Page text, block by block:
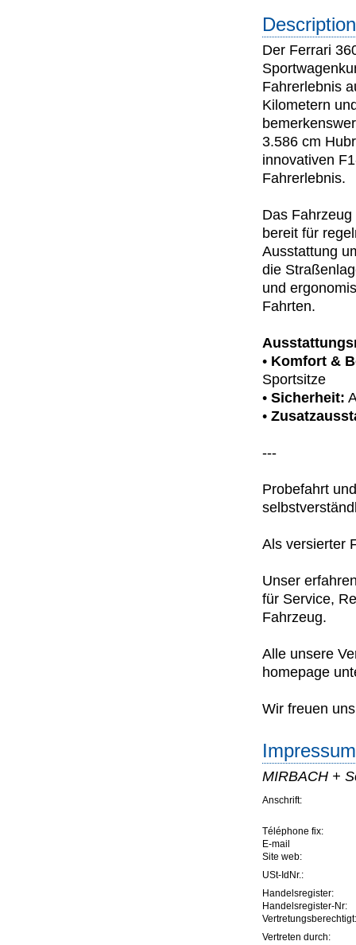
Der Ferrari
Fahrerlebnis
Kilometern
3.586 cm
innovativen
Fahrerlebnis.
Das
bereit für
Ausstattung
die
und
Fahrten.
• Komfort &
Sportsitze
• Sicherheit:
•
---
Probefahrt
Als versierter
Unser
für Service,
Fahrzeug.
Alle unsere
homepage
Wir freuen
MIRBACH +
Anschrift:
Téléphone fix:
E-mail
Site web:
USt-IdNr.:
Handelsregister:
Handelsregister-Nr:
Vertretungsberechtigt:
Vertreten durch: